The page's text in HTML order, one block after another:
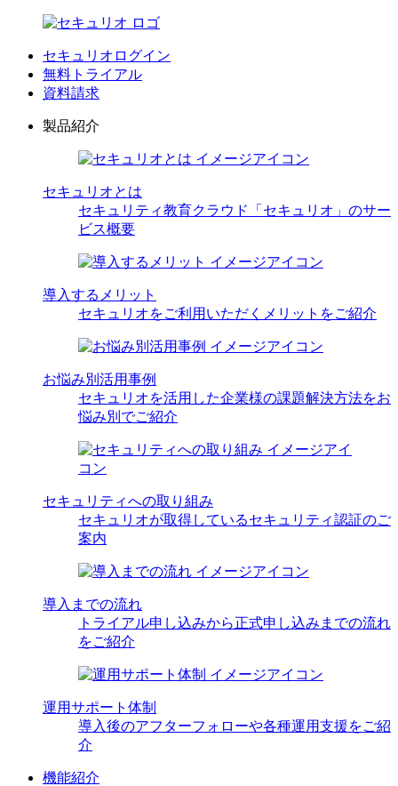
セキュリオログイン
無料トライアル
資料請求
製品紹介
セキュリオとは
セキュリティ教育クラウド「セキュリオ」のサー
ビス概要
導入するメリット
セキュリオをご利用いただくメリットをご紹介
お悩み別活用事例
セキュリオを活用した企業様の課題解決方法をお
悩み別でご紹介
セキュリティへの取り組み
セキュリオが取得しているセキュリティ認証のご
案内
導入までの流れ
トライアル申し込みから正式申し込みまでの流れ
をご紹介
運用サポート体制
導入後のアフターフォローや各種運用支援をご紹
介
機能紹介